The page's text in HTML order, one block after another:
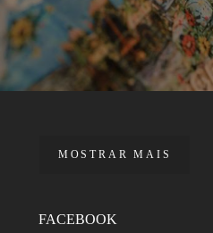
MOSTRAR MAIS
FACEBOOK